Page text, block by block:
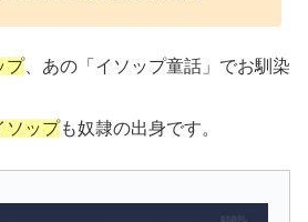
プ、あの「イソップ童話」でお馴染
ソップも奴隷の出身です。